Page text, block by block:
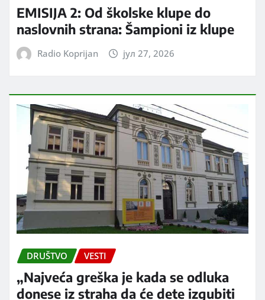
EMISIJA 2: Od školske klupe do
naslovnih strana: Šampioni iz klupe
Radio Koprijan јул 27, 2026
DRUŠTVO VESTI
„Najveća greška je kada se odluka
donese iz straha da će dete izgubiti